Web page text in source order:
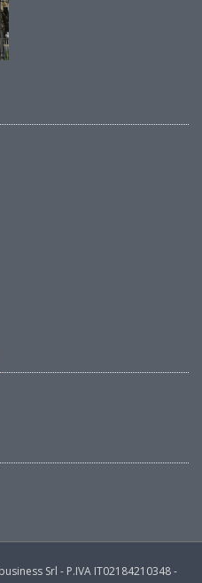
Srl - P.IVA IT02184210348 -